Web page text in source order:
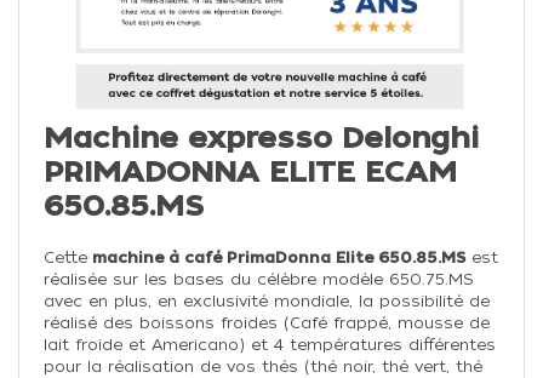
Machine expresso Delonghi
PRIMADONNA ELITE ECAM
650.85.MS
Cette machine à café PrimaDonna Elite 650.85.MSest
réalisée sur les bases du célèbre modèle 650.75.MS
avec en plus, en exclusivité mondiale, la possibilité de
réalisé des boissons froides (Café frappé, mousse de
lait froide et Americano) et 4 températures différentes
pour la réalisation de vos thés (thé noir, thé vert, thé